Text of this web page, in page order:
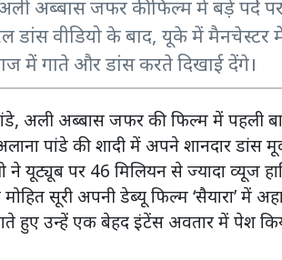
अली अब्बास जफर की फिल्म में बड़े
डांस वीडियो के बाद, यूके में मैनचेस्टर
में गाते और डांस करते दिखाई देंगे।
अली अब्बास जफर की फिल्म में पहली
पांडे की शादी में अपने शानदार डांस
ने यूट्यूब पर 46 मिलियन से ज्यादा व्यूज
सूरी अपनी डेब्यू फिल्म ‘सैयारा’ में
हुए उन्हें एक बेहद इंटेंस अवतार में पेश